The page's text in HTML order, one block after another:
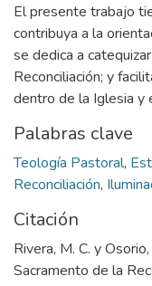
El presente trabajo
contribuya a la
se dedica a
Reconciliación; y
dentro de la Iglesia y
Palabras clave
Teología Pastoral,
Reconciliación,
Citación
Rivera, M. C. y
Sacramento de la